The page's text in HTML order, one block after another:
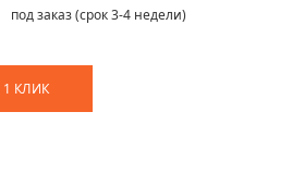
под заказ (срок 3-4 недели)
КЛИК